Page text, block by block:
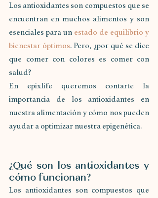
Los antioxidantes son compuestos que se
encuentran en muchos alimentos y son
esenciales para un estado de equilibrio y
bienestar óptimos. Pero, ¿por qué se dice
que comer con colores es comer con
salud?
En epixlife queremos contarte la
importancia de los antioxidantes en
nuestra alimentación y cómo nos pueden
ayudar a optimizar nuestra epigenética.
¿Qué son los antioxidantes y
cómo funcionan?
Los antioxidantes son compuestos que